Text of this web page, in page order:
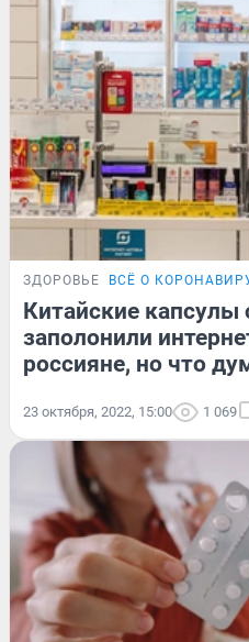
ЗДОРОВЬЕ ВСЁ О
Китайские капсулы
заполонили
россияне, но что
23 октября, 2022, 15:00 1 069